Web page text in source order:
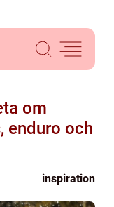
om
enduro och
inspiration